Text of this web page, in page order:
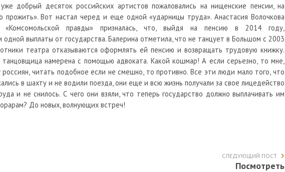
добрый десяток российских артистов пожаловались на нищенские пенсии, на
прожить». Вот настал черед и еще одной «ударницы труда». Анастасия Волочкова
правды» призналась, что, выйдя на пенсию в 2014 году,
одной выплаты от государства. Балерина отметила, что не танцует в Большом с 2003
театра отказываются оформлять ей пенсию и возвращать трудовую книжку.
намерена с помощью адвоката. Какой кошмар! А если серьезно, то мне,
россиян, читать подобное если не смешно, то противно. Все эти люди мало того, что
в шахту и не водили поезда, они еще и всю жизнь получали за свое лицедейство
и не снилось. С чего они взяли, что теперь государство должно выплачивать им
До новых, волнующих встреч!
СЛЕДУЮЩИЙ ПОСТ
Посмотреть